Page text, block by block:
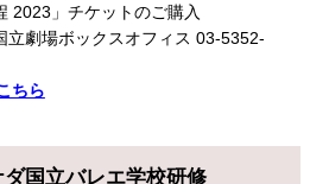
2023」チケットのご購入
立劇場ボックスオフィス 03-5352-
ちら
ダ国立バレエ学校研修